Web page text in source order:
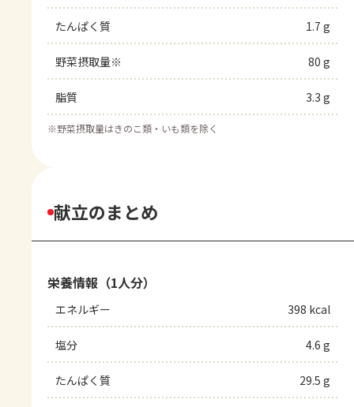
たんぱく質 1.7 g
野菜摂取量※ 80 g
脂質 3.3 g
※野菜摂取量はきのこ類・いも類を除く
献立のまとめ
栄養情報（1人分）
エネルギー 398 kcal
塩分 4.6 g
たんぱく質 29.5 g